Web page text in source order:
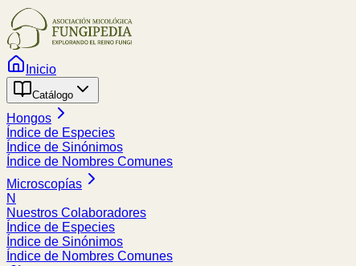
Inicio
Catálogo
Hongos
Índice de Especies
Índice de Sinónimos
Índice de Nombres Comunes
Microscopías
N
Nuestros Colaboradores
Índice de Especies
Índice de Sinónimos
Índice de Nombres Comunes